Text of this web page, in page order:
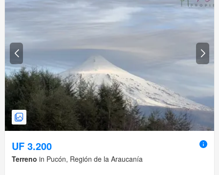
UF 3.200
Terreno in Pucón, Región de la Araucanía